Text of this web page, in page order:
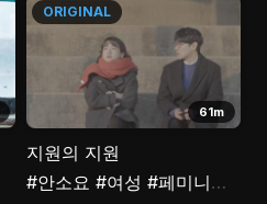
#싸이코패스
61m
ORIGINAL
지원의 지원
#안소요 #여성 #페미니즘